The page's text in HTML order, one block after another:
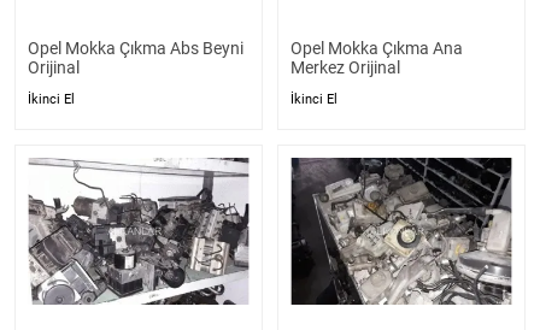
Opel Mokka Çıkma Abs Beyni
Orijinal
İkinci El
Opel Mokka Çıkma Ana
Merkez Orijinal
İkinci El